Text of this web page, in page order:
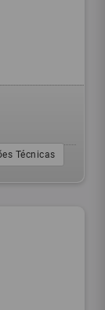
Técnicas